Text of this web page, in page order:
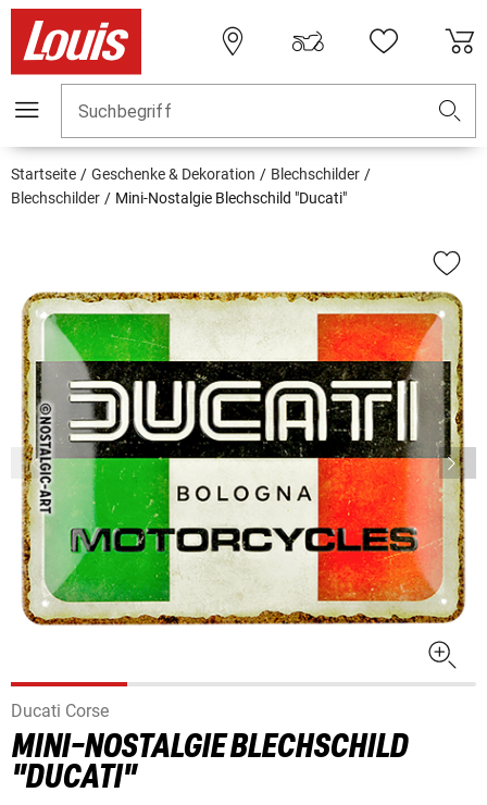
Suchbegriff
Startseite Geschenke & Dekoration
Blechschilder
Blechschilder
Mini-Nostalgie Blechschild "Ducati"
Ducati Corse
MINI-NOSTALGIE BLECHSCHILD
"DUCATI"